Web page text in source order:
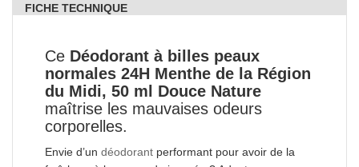
FICHE TECHNIQUE
Ce Déodorant à billes peaux
normales 24H Menthe de la Région
du Midi, 50 ml Douce Nature
maîtrise les mauvaises odeurs
corporelles.
Envie d’un déodorant performant pour avoir de la